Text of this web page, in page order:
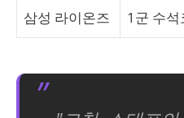
삼성 라이온즈 1군 수석